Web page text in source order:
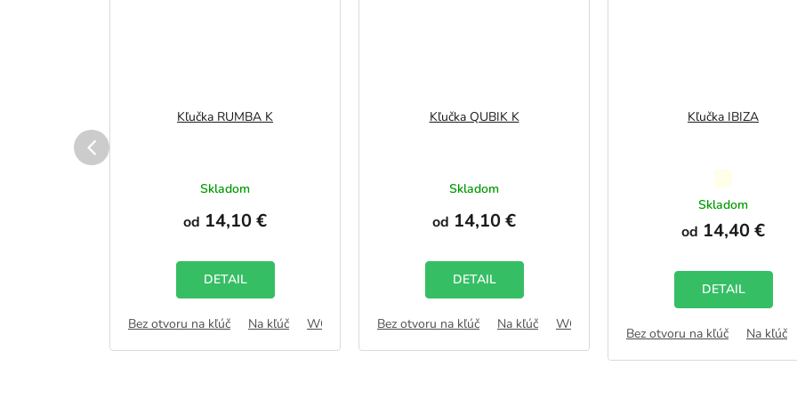
FAB
Kľučka RUMBA K
Skladom
od 14,10 €
DETAIL
Bez otvoru na kľúč Na kľúč WC zámok FAB
Kľučka QUBIK K
Skladom
od 14,10 €
DETAIL
Bez otvoru na kľúč Na kľúč WC zámok
Kľučka IBIZA
hodnotenie
produktu
je
z
5
hviezdičiek.
Skladom
od 14,40 €
DETAIL
Bez otvoru na kľúč Na kľúč